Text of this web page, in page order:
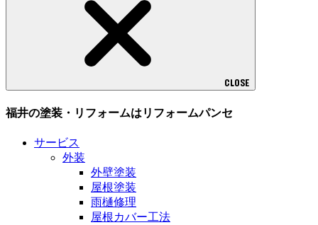
CLOSE
福井の塗装・リフォームはリフォームパンセ
サービス
外装
外壁塗装
屋根塗装
雨樋修理
屋根カバー工法